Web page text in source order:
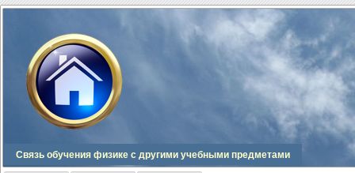
Связь обучения физике с другими учебными предметами